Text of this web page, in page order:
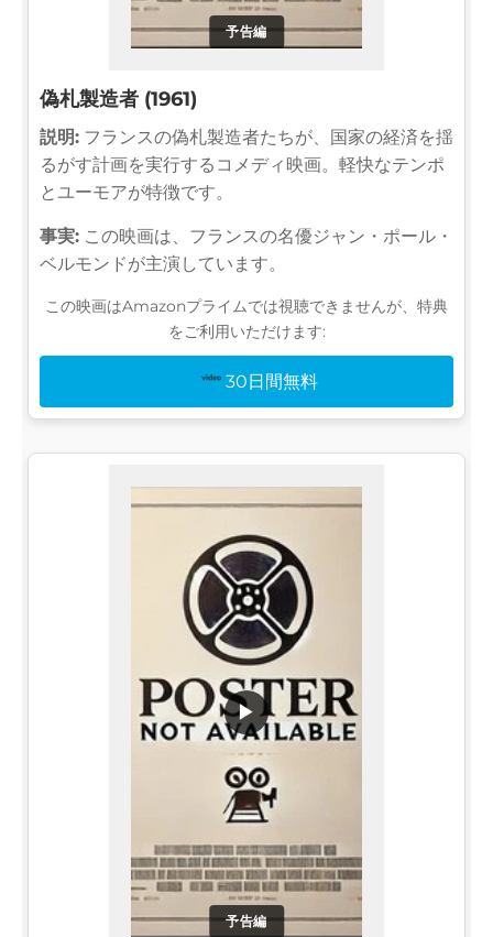
予告編
偽札製造者 (1961)
説明: フランスの偽札製造者たちが、国家の経済を揺
るがす計画を実行するコメディ映画。軽快なテンポ
とユーモアが特徴です。
事実: この映画は、フランスの名優ジャン・ポール・
ベルモンドが主演しています。
この映画はAmazonプライムでは視聴できませんが、特典
をご利用いただけます:
30日間無料
予告編
▶